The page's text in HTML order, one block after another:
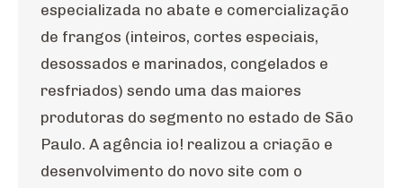
especializada no abate e comercialização
de frangos (inteiros, cortes especiais,
desossados e marinados, congelados e
resfriados) sendo uma das maiores
produtoras do segmento no estado de São
Paulo. A agência io! realizou a criação e
desenvolvimento do novo site com o